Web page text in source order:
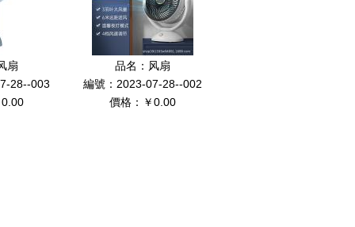
扇
28--003
品名： 风扇
編號：2023-07-28--002
價格：￥0.00